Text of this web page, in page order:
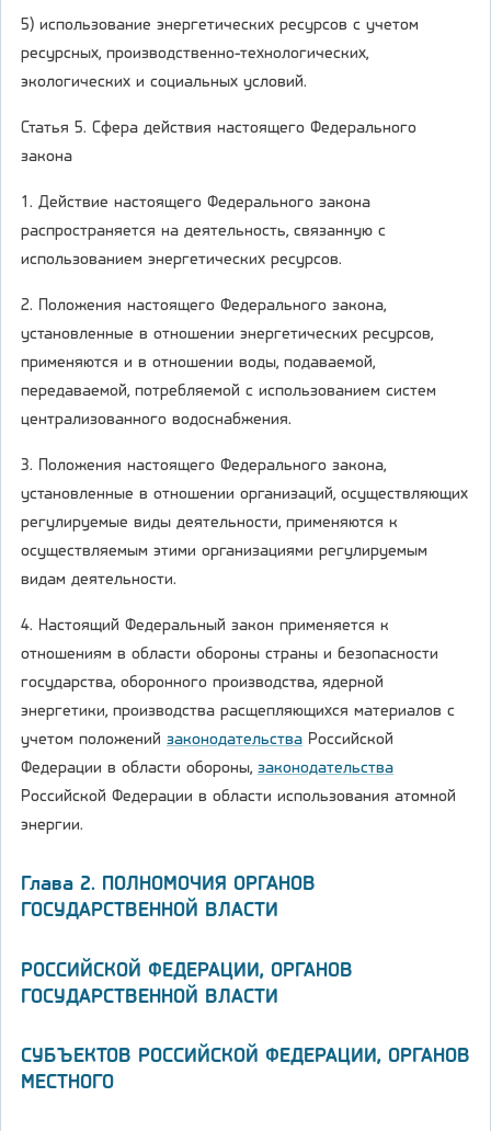
5) использование энергетических ресурсов с учетом
ресурсных, производственно-технологических,
экологических и социальных условий.
Статья 5. Сфера действия настоящего Федерального
закона
1. Действие настоящего Федерального закона
распространяется на деятельность, связанную с
использованием энергетических ресурсов.
2. Положения настоящего Федерального закона,
установленные в отношении энергетических ресурсов,
применяются и в отношении воды, подаваемой,
передаваемой, потребляемой с использованием систем
централизованного водоснабжения.
3. Положения настоящего Федерального закона,
установленные в отношении организаций, осуществляющих
регулируемые виды деятельности, применяются к
осуществляемым этими организациями регулируемым
видам деятельности.
4. Настоящий Федеральный закон применяется к
отношениям в области обороны страны и безопасности
государства, оборонного производства, ядерной
энергетики, производства расщепляющихся материалов с
учетом положений законодательства Российской
Федерации в области обороны, законодательства
Российской Федерации в области использования атомной
энергии.
Глава 2. ПОЛНОМОЧИЯ ОРГАНОВ
ГОСУДАРСТВЕННОЙ ВЛАСТИ
РОССИЙСКОЙ ФЕДЕРАЦИИ, ОРГАНОВ
ГОСУДАРСТВЕННОЙ ВЛАСТИ
СУБЪЕКТОВ РОССИЙСКОЙ ФЕДЕРАЦИИ, ОРГАНОВ
МЕСТНОГО